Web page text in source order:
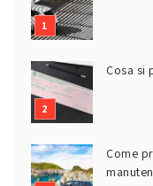
Cosa si
Come